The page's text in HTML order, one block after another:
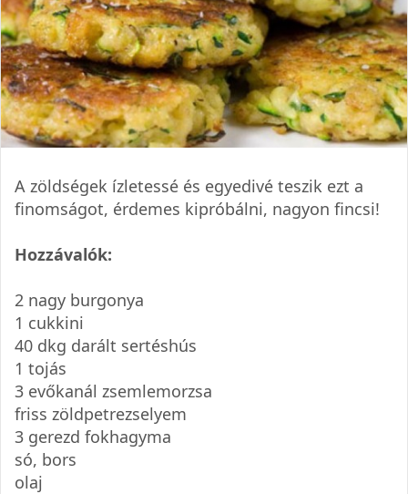
A zöldségek ízletessé és egyedivé teszik ezt a
finomságot, érdemes kipróbálni, nagyon fincsi!
Hozzávalók:
2 nagy burgonya
1 cukkini
40 dkg darált sertéshús
1 tojás
3 evőkanál zsemlemorzsa
friss zöldpetrezselyem
3 gerezd fokhagyma
só, bors
olaj